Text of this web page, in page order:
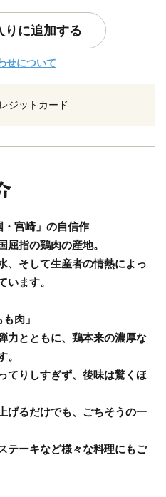
りに追加する
せについて
ジットカード
宮崎」の自信作
屈指の鶏肉の産地。
、そして生産者の情熱によっ
います。
肉」
力とともに、鶏本来の濃厚な
。
てりしすぎず、後味は驚くほ
げるだけでも、ごちそうの一
テーキなど様々な料理にもご